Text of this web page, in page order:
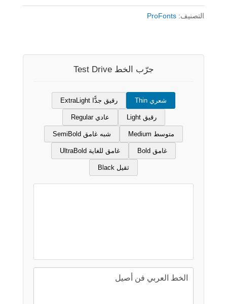
|
RTL-
التصنيف: ProFonts
جرّب الخط Test Drive
شعري Thin رقيق جدًّا ExtraLight
رقيق Light عادي Regular
متوسط Medium شبه غامق SemiBold
غامق Bold غامق للغاية UltraBold
ثقيل Black